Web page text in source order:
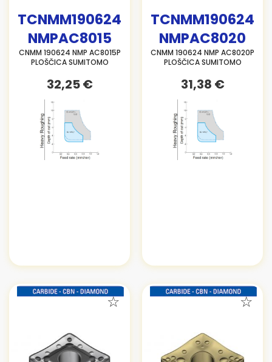
TCNMM190624
NMPAC8015
CNMM 190624 NMP AC8015P
PLOŠČICA SUMITOMO
32,25 €
TCNMM190624
NMPAC8020
CNMM 190624 NMP AC8020P
PLOŠČICA SUMITOMO
31,38 €